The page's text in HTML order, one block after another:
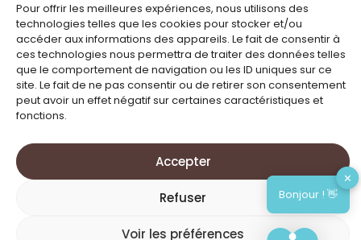
Pour offrir les meilleures expériences, nous utilisons des
technologies telles que les cookies pour stocker et/ou
accéder aux informations des appareils. Le fait de consentir à
ces technologies nous permettra de traiter des données telles
que le comportement de navigation ou les ID uniques sur ce
site. Le fait de ne pas consentir ou de retirer son consentement
peut avoir un effet négatif sur certaines caractéristiques et
fonctions.
Accepter
Refuser
Voir les préférences
S'inscrire
©2026 Solutions TRIMA. Tous droits réservés. Conçu par
✕
Bonjour ! 👋